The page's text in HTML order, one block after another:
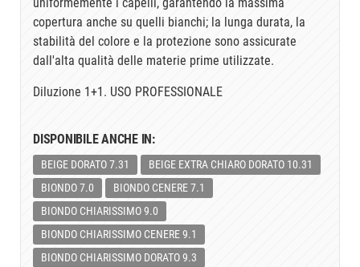
copertura anche su quelli bianchi; la lunga durata, la
stabilità del colore e la protezione sono assicurate
dall'alta qualità delle materie prime utilizzate.
Diluzione 1+1. USO PROFESSIONALE
DISPONIBILE ANCHE IN:
BEIGE DORATO 7.31
BEIGE EXTRA CHIARO DORATO 10.31
BIONDO 7.0
BIONDO CENERE 7.1
BIONDO CHIARISSIMO 9.0
BIONDO CHIARISSIMO CENERE 9.1
BIONDO CHIARISSIMO DORATO 9.3